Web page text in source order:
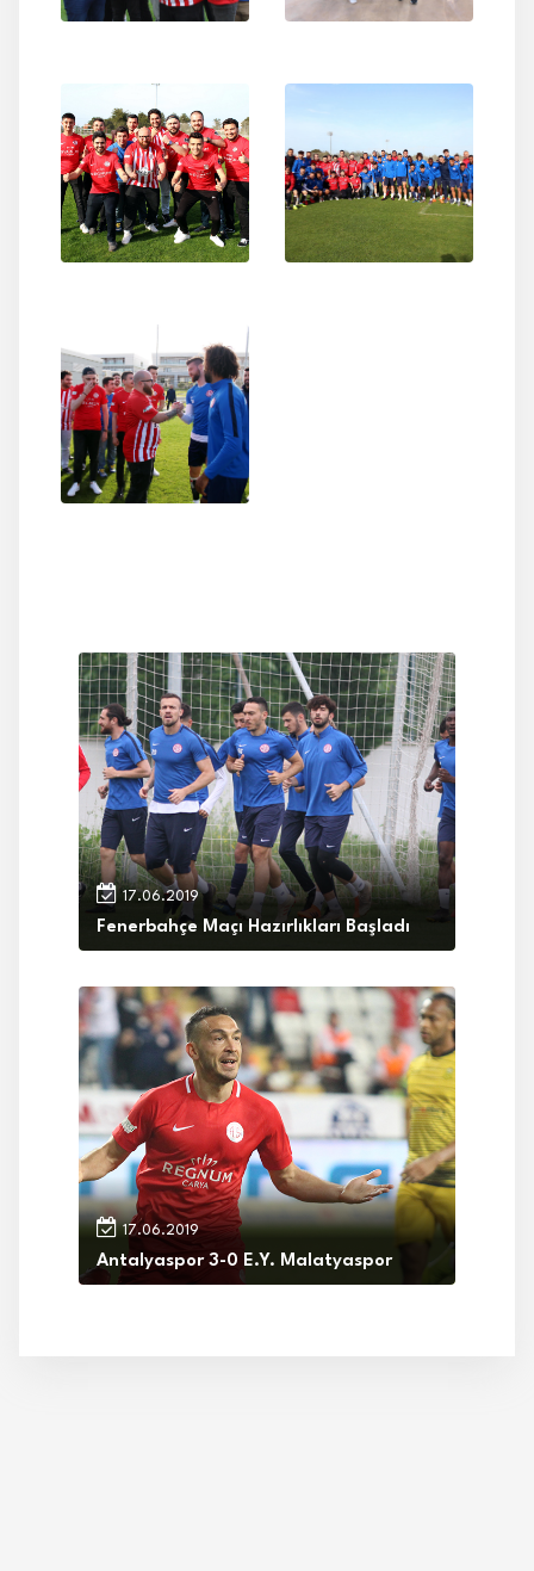
17.06.2019
Fenerbahçe Maçı Hazırlıkları Başladı
17.06.2019
Antalyaspor 3-0 E.Y. Malatyaspor